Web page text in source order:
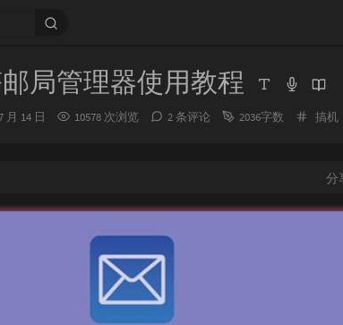
局管理器使用教程
月 14 日 10578 次浏览 2 条评论 2036字数
分
搞机
分